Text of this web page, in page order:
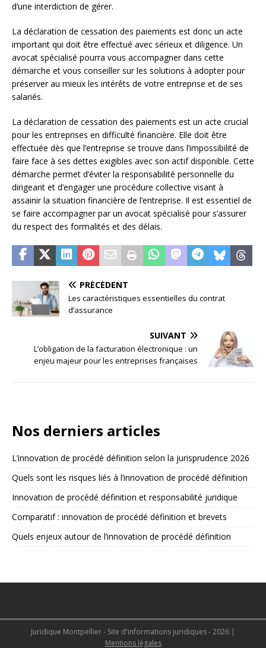
d’une interdiction de gérer.
La déclaration de cessation des paiements est donc un acte
important qui doit être effectué avec sérieux et diligence. Un
avocat spécialisé pourra vous accompagner dans cette
démarche et vous conseiller sur les solutions à adopter pour
préserver au mieux les intérêts de votre entreprise et de ses
salariés.
La déclaration de cessation des paiements est un acte crucial
pour les entreprises en difficulté financière. Elle doit être
effectuée dès que l’entreprise se trouve dans l’impossibilité de
faire face à ses dettes exigibles avec son actif disponible. Cette
démarche permet d’éviter la responsabilité personnelle du
dirigeant et d’engager une procédure collective visant à
assainir la situation financière de l’entreprise. Il est essentiel de
se faire accompagner par un avocat spécialisé pour s’assurer
du respect des formalités et des délais.
PRÉCÉDENT
Les caractéristiques essentielles du contrat
d’assurance
SUIVANT
L’obligation de la facturation électronique : un
enjeu majeur pour les entreprises françaises
Nos derniers articles
L’innovation de procédé définition selon la jurisprudence 2026
Quels sont les risques liés à l’innovation de procédé définition
Innovation de procédé définition et responsabilité juridique
Comparatif : innovation de procédé définition et brevets
Quels enjeux autour de l’innovation de procédé définition
Juridique Montpellier - Site d'informations juridiques - 2026 |
Mentions légales